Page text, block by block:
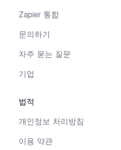
Zapier 통합
문의하기
자주 묻는 질문
기업
법적
개인정보 처리방침
이용 약관